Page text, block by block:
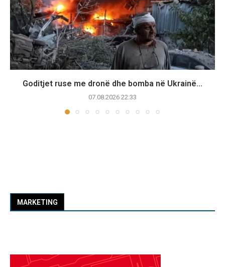
Goditjet ruse me dronë dhe bomba në Ukrainë...
07.08.2026 22:33
MARKETING